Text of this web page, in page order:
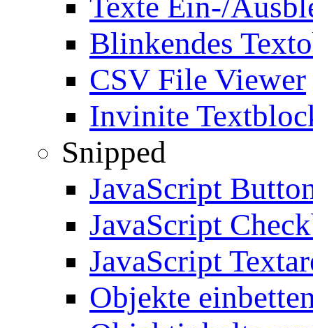
Blinkendes
CSV File Viewer
Invinite
Snipped
JavaScript
JavaScript
JavaScript
Objekte